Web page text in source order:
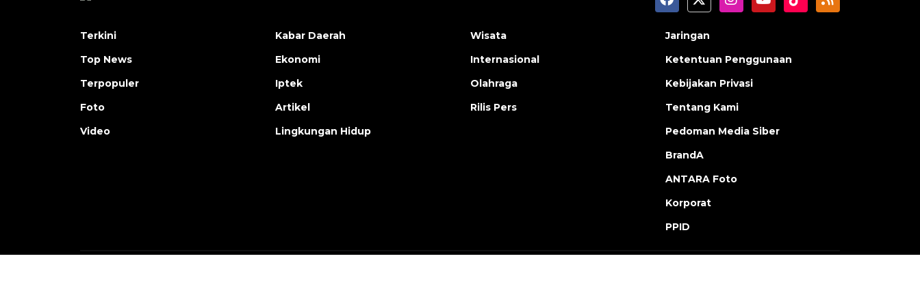
Terkini
Top News
Terpopuler
Foto
Video
Kabar Daerah
Ekonomi
Iptek
Artikel
Lingkungan Hidup
Wisata
Internasional
Olahraga
Rilis Pers
Jaringan
Ketentuan Penggunaan
Kebijakan Privasi
Tentang Kami
Pedoman Media Siber
BrandA
ANTARA Foto
Korporat
PPID